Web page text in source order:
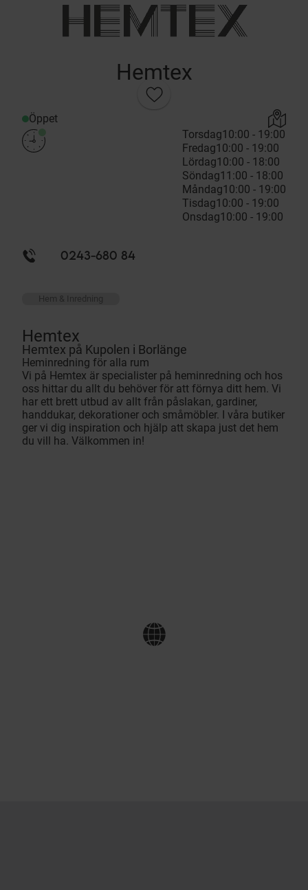
Hemtex
Öppet
Torsdag10:00 - 19:00
Fredag10:00 - 19:00
Lördag10:00 - 18:00
Söndag11:00 - 18:00
Måndag10:00 - 19:00
Tisdag10:00 - 19:00
Onsdag10:00 - 19:00
0243-680 84
Hem & Inredning
Hemtex
Hemtex på Kupolen i Borlänge
Heminredning för alla rum
Vi på Hemtex är specialister på heminredning och hos
oss hittar du allt du behöver för att förnya ditt hem. Vi
har ett brett utbud av allt från påslakan, gardiner,
handdukar, dekorationer och småmöbler. I våra butiker
ger vi dig inspiration och hjälp att skapa just det hem
du vill ha. Välkommen in!